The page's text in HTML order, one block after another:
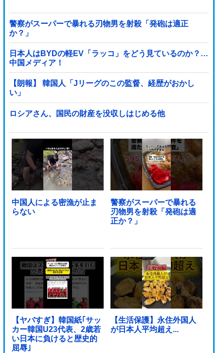
警察がスーパーで暴れる刃物男を射殺「発砲は適正
か？」
日本人はBYDの軽EV「ラッコ」をどう見ているのか？…
中国メディア！
【朗報】 韓国人「Jリーグのこの監督、経歴がおかし
い」
ロシアさん、国民の財産を没収しはじめる他
中国人による密漁が止ま
らない
警察がスーパーで暴れる
刃物男を射殺「発砲は適
正か？」
【ヤバすぎ】韓国紙｢サッ
カー韓国U23代表、2歳若
い日本に負けると歴史的
屈辱｣
【生活保護】永住外国人
が日本人平均超え...